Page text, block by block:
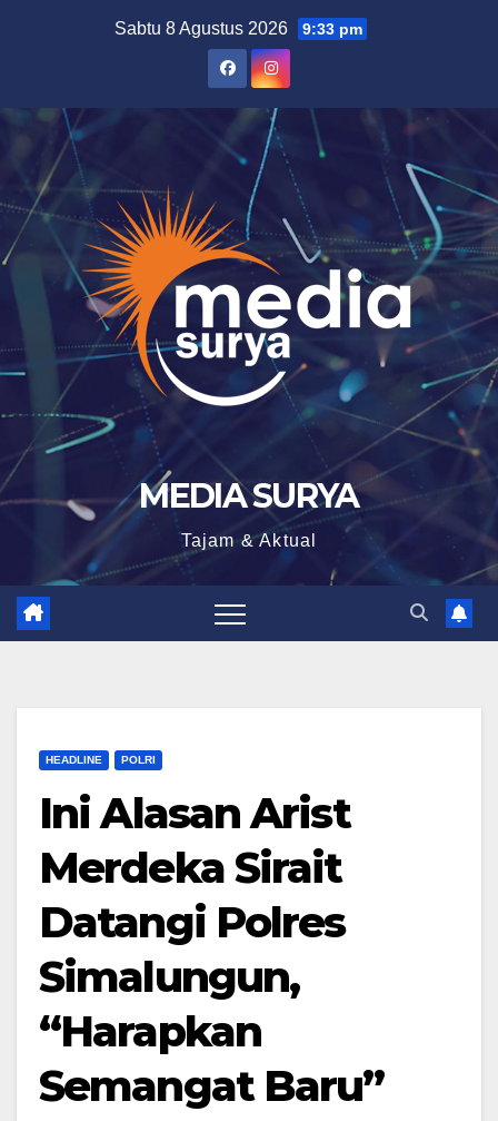
Sabtu 8 Agustus 2026 9:33 pm
MEDIA SURYA
Tajam & Aktual
HEADLINE POLRI
Ini Alasan Arist
Merdeka Sirait
Datangi Polres
Simalungun,
“Harapkan
Semangat Baru”